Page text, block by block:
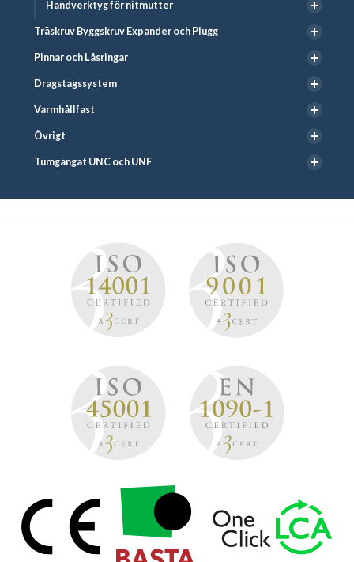
Handverktyg för nitmutter
Träskruv Byggskruv Expander och Plugg
Pinnar och Låsringar
Dragstagssystem
Varmhållfast
Övrigt
Tumgängat UNC och UNF